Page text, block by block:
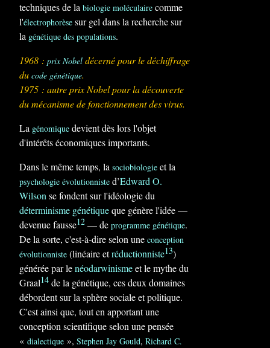
techniques de la biologie moléculaire comme
l'électrophorèse sur gel dans la recherche sur
la génétique des populations.
1968 : prix Nobel décerné pour le déchiffrage
du code génétique.
1975 : autre prix Nobel pour la découverte
du mécanisme de fonctionnement desvirus.
La génomique devient dès lors l'objet
d'intérêts économiques importants.
Dans le même temps, la sociobiologie et la
psychologie évolutionniste d’Edward O.
Wilson se fondent sur l'idéologie du
déterminisme génétiqueque génère l'idée —
devenue fausse12 — de programme génétique.
De la sorte, c'est-à-dire selon une conception
évolutionniste (linéaire etréductionniste13)
générée par lenéodarwinismeet le mythe du
Graal14 de la génétique, ces deux domaines
débordent sur la sphère sociale et politique.
C'est ainsi que, tout en apportant une
conception scientifique selon une pensée
« dialectique », Stephen Jay Gould, Richard C.